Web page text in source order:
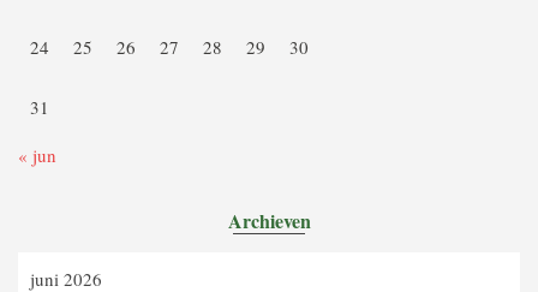
24 25 26 27 28 29 30
31
« jun
Archieven
juni 2026